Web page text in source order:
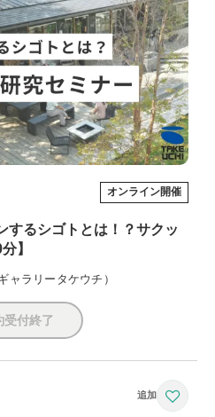
オンライン開催
するシゴトとは！？サクッ
】
ャラリータケウチ）
受付終了